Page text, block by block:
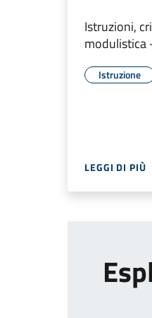
Istruzioni,
modulistica
Istruzione
LEGGI DI PIÙ